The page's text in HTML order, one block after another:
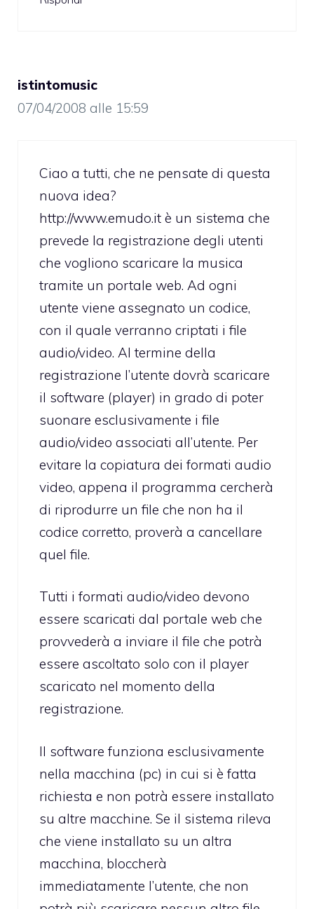
istintomusic
07/04/2008 alle 15:59
Ciao a tutti, che ne pensate di questa
nuova idea?
http://www.emudo.it è un sistema che
prevede la registrazione degli utenti
che vogliono scaricare la musica
tramite un portale web. Ad ogni
utente viene assegnato un codice,
con il quale verranno criptati i file
audio/video. Al termine della
registrazione l’utente dovrà scaricare
il software (player) in grado di poter
suonare esclusivamente i file
audio/video associati all’utente. Per
evitare la copiatura dei formati audio
video, appena il programma cercherà
di riprodurre un file che non ha il
codice corretto, proverà a cancellare
quel file.
Tutti i formati audio/video devono
essere scaricati dal portale web che
provvederà a inviare il file che potrà
essere ascoltato solo con il player
scaricato nel momento della
registrazione.
Il software funziona esclusivamente
nella macchina (pc) in cui si è fatta
richiesta e non potrà essere installato
su altre macchine. Se il sistema rileva
che viene installato su un altra
macchina, bloccherà
immediatamente l’utente, che non